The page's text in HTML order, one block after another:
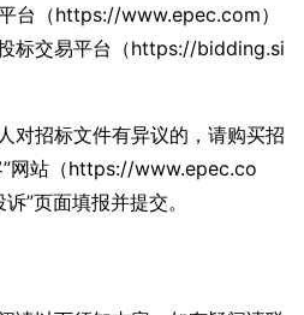
台（https://www.epec.com）
标交易平台（https://bidding.si
对招标文件有异议的，请购买招
”网站（https://www.epec.co
”页面填报并提交。